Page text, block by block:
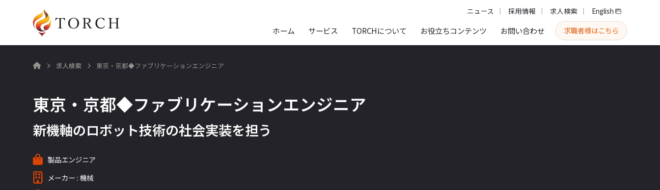
ニュース 採用情報 求人検索 English
ホーム サービス TORCHについて お役立ちコンテンツ お問い合わせ 求職者様はこちら
 求人検索 東京・京都◆ファブリケーションエンジニア
東京・京都◆ファブリケーションエンジニア
新機軸のロボット技術の社会実装を担う
製品エンジニア
メーカー : 機械